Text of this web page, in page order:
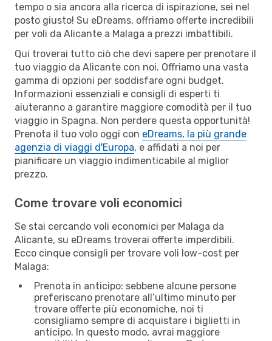
tempo o sia ancora alla ricerca di ispirazione, sei nel
posto giusto! Su eDreams, offriamo offerte incredibili
per voli da Alicante a Malaga a prezzi imbattibili.
Qui troverai tutto ciò che devi sapere per prenotare il
tuo viaggio da Alicante con noi. Offriamo una vasta
gamma di opzioni per soddisfare ogni budget.
Informazioni essenziali e consigli di esperti ti
aiuteranno a garantire maggiore comodità per il tuo
viaggio in Spagna. Non perdere questa opportunità!
Prenota il tuo volo oggi con eDreams, la più grande
agenzia di viaggi d'Europa, e affidati a noi per
pianificare un viaggio indimenticabile al miglior
prezzo.
Come trovare voli economici
Se stai cercando voli economici per Malaga da
Alicante, su eDreams troverai offerte imperdibili.
Ecco cinque consigli per trovare voli low-cost per
Malaga:
Prenota in anticipo: sebbene alcune persone
preferiscano prenotare all’ultimo minuto per
trovare offerte più economiche, noi ti
consigliamo sempre di acquistare i biglietti in
anticipo. In questo modo, avrai maggiore